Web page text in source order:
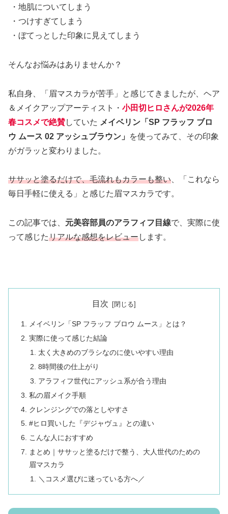
・地肌についてしまう
・つけすぎてしまう
・ぼてっとした印象に見えてしまう
そんなお悩みはありませんか？
私自身、「眉マスカラが苦手」と感じてきましたが、ヘア
＆メイクアップアーティスト・ 小田切ヒロさんが2026年
春コスメで絶賛していた メイベリン「SP フラッフ ブロ
ウ ムース 02 アッシュブラウン」
を使ってみて、その印象
がガラッと変わりました。
ササッと塗るだけで、毛流れもカラーも整い、「これなら
毎日手軽に使える」と感じた眉マスカラです。
この記事では、 元美容部員のアラフィフ目線で、実際に使
って感じたリアルな感想をレビューします。
目次
メイベリン「SP フラッフ ブロウ ムース」とは？
実際に使って感じた結論
太く大きめのブラシなのに使いやすい理由
8時間後の仕上がり
アラフィフ世代にアッシュ系が合う理由
私の眉メイク手順
クレンジングでの落としやすさ
#ヒロ買いした『デジャヴュ』との違い
こんな人におすすめ
まとめ｜ササッと塗るだけで整う、大人世代のための
眉マスカラ
＼コスメ選びに迷っている方へ／